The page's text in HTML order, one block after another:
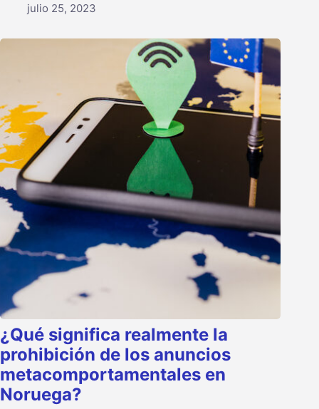
julio 25, 2023
¿Qué significa realmente la
prohibición de los anuncios
metacomportamentales en
Noruega?